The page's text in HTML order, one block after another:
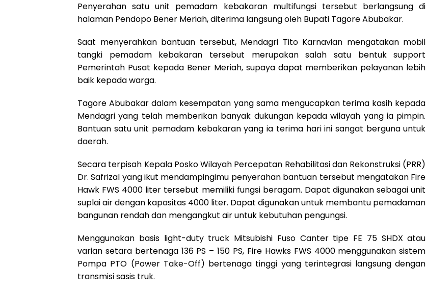
Penyerahan satu unit pemadam kebakaran multifungsi tersebut berlangsung di
halaman Pendopo Bener Meriah, diterima langsung oleh Bupati Tagore Abubakar.
Saat menyerahkan bantuan tersebut, Mendagri Tito Karnavian mengatakan mobil
tangki pemadam kebakaran tersebut merupakan salah satu bentuk support
Pemerintah Pusat kepada Bener Meriah, supaya dapat memberikan pelayanan lebih
baik kepada warga.
Tagore Abubakar dalam kesempatan yang sama mengucapkan terima kasih kepada
Mendagri yang telah memberikan banyak dukungan kepada wilayah yang ia pimpin.
Bantuan satu unit pemadam kebakaran yang ia terima hari ini sangat berguna untuk
daerah.
Secara terpisah Kepala Posko Wilayah Percepatan Rehabilitasi dan Rekonstruksi (PRR)
Dr. Safrizal yang ikut mendampingimu penyerahan bantuan tersebut mengatakan Fire
Hawk FWS 4000 liter tersebut memiliki fungsi beragam. Dapat digunakan sebagai unit
suplai air dengan kapasitas 4000 liter. Dapat digunakan untuk membantu pemadaman
bangunan rendah dan mengangkut air untuk kebutuhan pengungsi.
Menggunakan basis light-duty truck Mitsubishi Fuso Canter tipe FE 75 SHDX atau
varian setara bertenaga 136 PS – 150 PS, Fire Hawks FWS 4000 menggunakan sistem
Pompa PTO (Power Take-Off) bertenaga tinggi yang terintegrasi langsung dengan
transmisi sasis truk.